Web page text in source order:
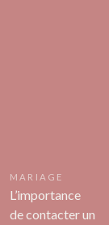
MARIAGE
L’importance
de contacter un